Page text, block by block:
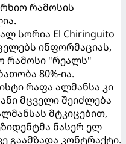
რამოსის
სორია El Chiringuito
ინფორმაციას,
რამოსი "რეალს"
80%-ია.
რაფა ალმანსა კი
მცველი შეიძლება
მტკიცებით,
ნასერ ელ
გაამზადა კონტრაქტი.